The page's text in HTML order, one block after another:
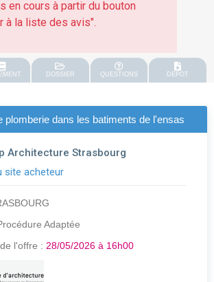
en cours à partir du bouton
à la liste des avis".
DOSSIER QUESTIONS DEPOT
plomberie dans les batiments de l'ensas
Architecture Strasbourg
site acheteur
Adaptée
l'offre : 28/05/2026 à 16h00